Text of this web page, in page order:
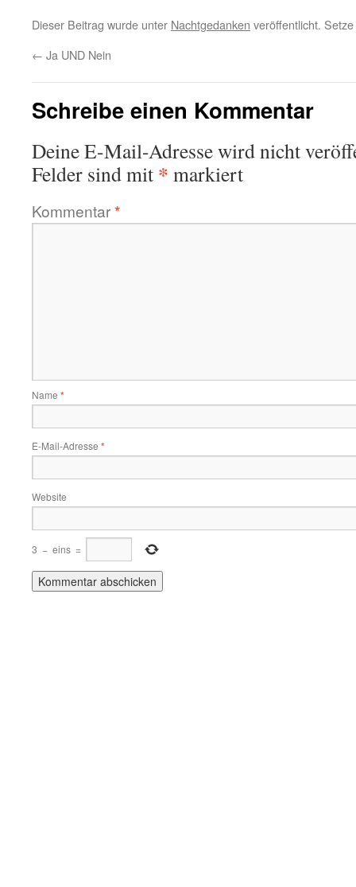
Dieser Beitrag wurde unter Nachtgedanken veröffentlicht.
← Ja UND Nein
Schreibe einen Kommentar
Deine E-Mail-Adresse wird nicht
Felder sind mit * markiert
Kommentar*
Name *
E-Mail-Adresse *
Website
3 − eins =